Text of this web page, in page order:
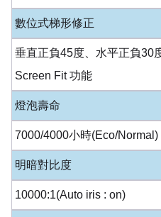
數位式梯形修正
垂直正負45度、水平正負30
Screen Fit 功能
燈泡壽命
7000/4000小時(Eco/Normal)
明暗對比度
10000:1(Auto iris : on)